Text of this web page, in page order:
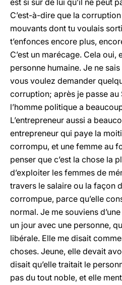
est si sûr de lui qu’il ne peut
C’est-à-dire que la
mouvants dont tu voulais
t’enfonces encore plus,
C’est un marécage. Cela oui,
personne humaine. Je ne
vous voulez demander
corruption; après je passe
l’homme politique a
L’entrepreneur aussi a
entrepreneur qui paye la
corrompu, et une femme au
penser que c’est la chose la
d’exploiter les femmes de
travers le salaire ou la façon
corrompue, parce qu’elle
normal. Je me souviens
un jour avec une personne,
libérale. Elle me disait
choses. Jeune, elle devait
disait qu’elle traitait le
pas du tout noble, et elle